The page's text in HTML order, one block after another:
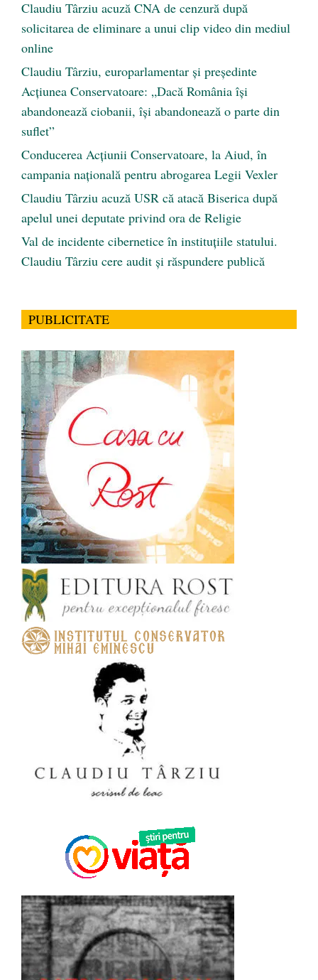
Claudiu Târziu acuză CNA de cenzură după
solicitarea de eliminare a unui clip video din mediul
online
Claudiu Târziu, europarlamentar și președinte
Acțiunea Conservatoare: „Dacă România își
abandonează ciobanii, își abandonează o parte din
suflet”
Conducerea Acțiunii Conservatoare, la Aiud, în
campania națională pentru abrogarea Legii Vexler
Claudiu Târziu acuză USR că atacă Biserica după
apelul unei deputate privind ora de Religie
Val de incidente cibernetice în instituțiile statului.
Claudiu Târziu cere audit și răspundere publică
PUBLICITATE